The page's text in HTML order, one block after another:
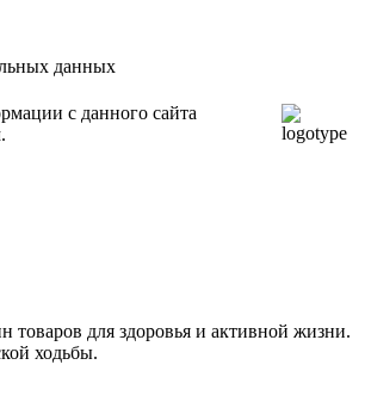
данных
с данного сайта
товаров для здоровья и активной жизни.
ходьбы.